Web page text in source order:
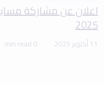
اعلان عن مشاركة
2025
11 أكتوبر 2025 0 min read